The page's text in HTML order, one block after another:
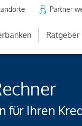
Partner
Ratgeber
für Ihren